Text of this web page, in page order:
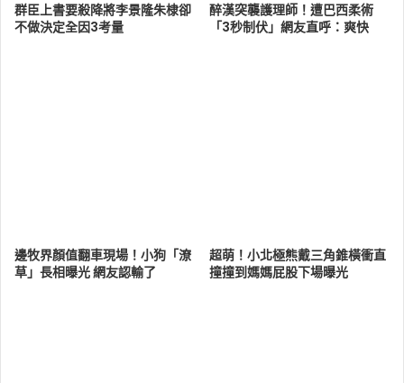
群臣上書要殺降將李景隆朱棣卻
不做決定全因3考量
醉漢突襲護理師！遭巴西柔術
「3秒制伏」網友直呼：爽快
邊牧界顏值翻車現場！小狗「潦
草」長相曝光 網友認輸了
超萌！小北極熊戴三角錐橫衝直
撞撞到媽媽屁股下場曝光